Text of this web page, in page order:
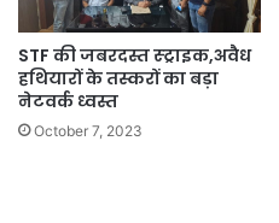
STF की जबरदस्त स्ट्राइक,अवैध
हथियारों के तस्करों का बड़ा
नेटवर्क ध्वस्त
October 7, 2023